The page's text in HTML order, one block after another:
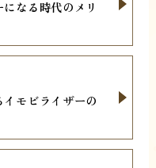
なる時代のメリ
モビライザーの